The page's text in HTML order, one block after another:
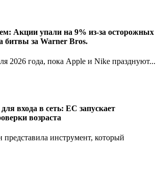
Акции упали на 9% из-за осторожных
битвы за Warner Bros.
2026 года, пока Apple и Nike празднуют...
входа в сеть: ЕС запускает
возраста
представила инструмент, который